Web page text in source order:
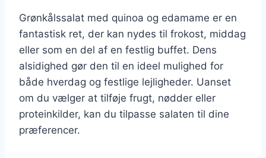
Grønkålssalat med quinoa og edamame er en
fantastisk ret, der kan nydes til frokost, middag
eller som en del af en festlig buffet. Dens
alsidighed gør den til en ideel mulighed for
både hverdag og festlige lejligheder. Uanset
om du vælger at tilføje frugt, nødder eller
proteinkilder, kan du tilpasse salaten til dine
præferencer.